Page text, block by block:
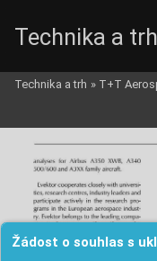
Žádost o souhlas s
Technika a trh
Technika a trh » T+T